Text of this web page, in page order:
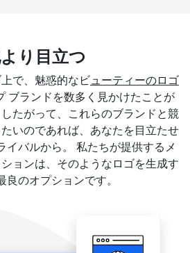
り目立つ
で、魅惑的なビ ューティーのロゴ
ブランドを数多く見かけたことが
たがって、これらのブランドと競
いのであれば、あなたを目立たせ
イバルから。 私たちが提供するメ
ョンは、そのようなロゴを生成す
良のオプションです。